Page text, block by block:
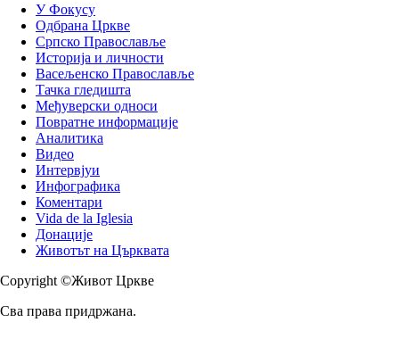
У Фокусу
Одбрана Цркве
Српско Православље
Историја и личности
Васељенско Православље
Тачка гледишта
Међуверски односи
Повратне информације
Аналитика
Видео
Интервјуи
Инфографика
Коментари
Vida de la Iglesia
Донације
Животът на Църквата
Copyright ©Живот Цркве
Сва права придржана.